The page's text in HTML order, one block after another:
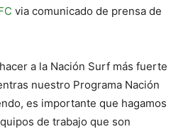
via comunicado de prensa de
a la Nación Surf más fuerte
nuestro Programa Nación
es importante que hagamos
de trabajo que son